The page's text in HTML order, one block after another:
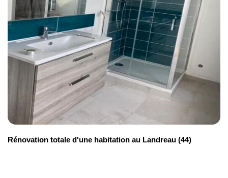
dans le Mâconnais, que vous soyez situé à
Sancé, Solutré-Pouilly ou Vergisson.
Rénovation des plafonds
Isolation thermique par le haut, faux plafonds,
intégration de spots… Unerénovation de plafond
améliore à la fois la performance énergétique et
l’éclairage d’ambiance, en particulier dans les
pièces avec une faible hauteur sous plafond.
Rénovation du salon
La
Rénovation totale d'une habitation au Landreau (44)